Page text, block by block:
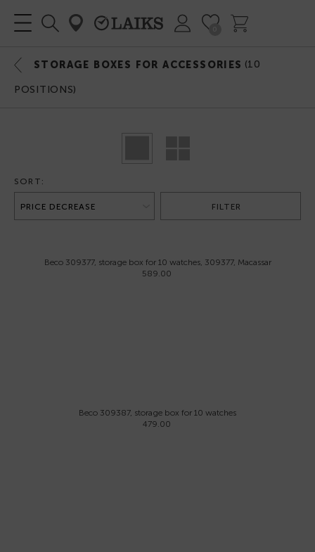
STORAGE BOXES FOR ACCESSORIES (10
POSITIONS)
SORT:
FILTER
Beco 309377, storage box for 10 watches, 309377, Macassar
589.00
Beco 309387, storage box for 10 watches
479.00